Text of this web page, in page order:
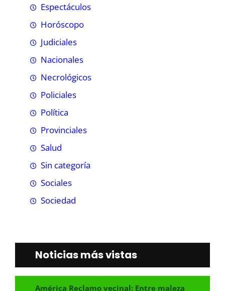
Espectáculos
Horóscopo
Judiciales
Nacionales
Necrológicos
Policiales
Política
Provinciales
Salud
Sin categoría
Sociales
Sociedad
Noticias más vistas